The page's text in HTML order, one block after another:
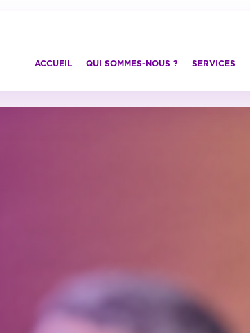
ACCUEIL QUI SOMMES-NOUS ? SERVICES